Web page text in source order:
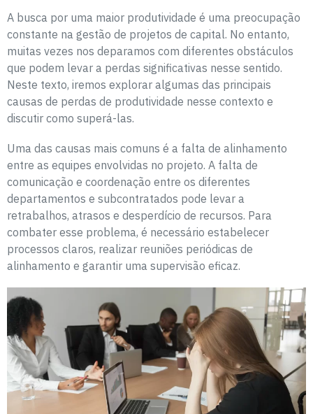
A busca por uma maior produtividade é uma preocupação
constante na gestão de projetos de capital. No entanto,
muitas vezes nos deparamos com diferentes obstáculos
que podem levar a perdas significativas nesse sentido.
Neste texto, iremos explorar algumas das principais
causas de perdas de produtividade nesse contexto e
discutir como superá-las.
Uma das causas mais comuns é a falta de alinhamento
entre as equipes envolvidas no projeto. A falta de
comunicação e coordenação entre os diferentes
departamentos e subcontratados pode levar a
retrabalhos, atrasos e desperdício de recursos. Para
combater esse problema, é necessário estabelecer
processos claros, realizar reuniões periódicas de
alinhamento e garantir uma supervisão eficaz.